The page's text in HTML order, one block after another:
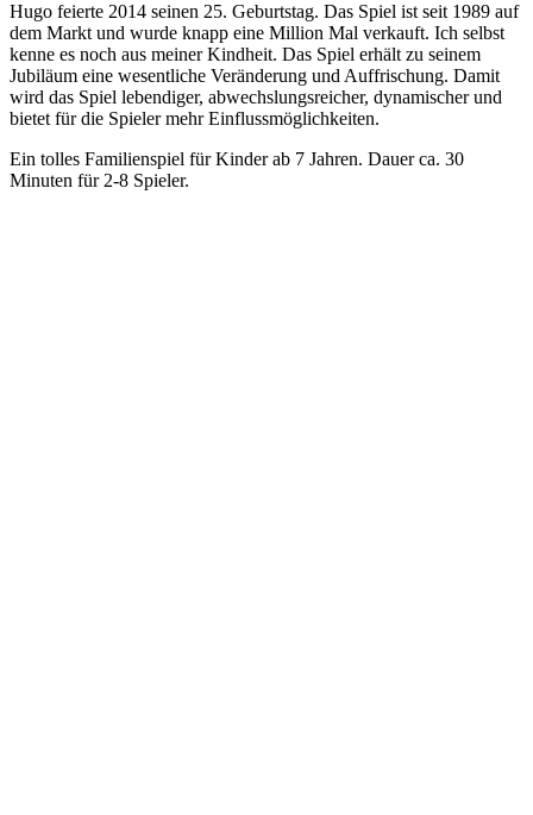
Hugo feierte 2014 seinen 25. Geburtstag. Das Spiel ist seit 1989 auf
dem Markt und wurde knapp eine Million Mal verkauft. Ich selbst
kenne es noch aus meiner Kindheit. Das Spiel erhält zu seinem
Jubiläum eine wesentliche Veränderung und Auffrischung. Damit
wird das Spiel lebendiger, abwechslungsreicher, dynamischer und
bietet für die Spieler mehr Einflussmöglichkeiten.
Ein tolles Familienspiel für Kinder ab 7 Jahren. Dauer ca. 30
Minuten für 2-8 Spieler.